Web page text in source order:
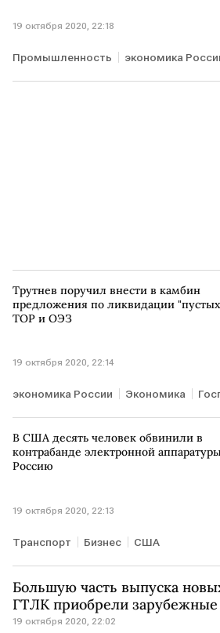
19 октября 2020, 22:18
Промышленность экономика
Экономика РОССИЯ
Трутнев поручил внести в камбин
предложения по ликвидации
ТОР и ОЭЗ
19 октября 2020, 22:14
экономика России Экономика
РОССИЯ
В США десять человек обвинили в
контрабанде электронной
Россию
19 октября 2020, 22:13
Транспорт Бизнес США
Большую часть выпуска
ГТЛК приобрели
19 октября 2020, 22:02